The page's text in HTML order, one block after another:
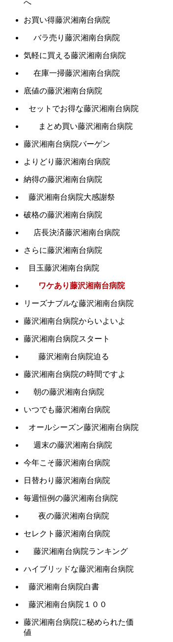
へ
お買い得藤沢湘南台病院
バラ売り藤沢湘南台病院
気軽に買える藤沢湘南台病院
在庫一掃藤沢湘南台病院
底値の藤沢湘南台病院
セットでお得な藤沢湘南台病院
まとめ買い藤沢湘南台病院
藤沢湘南台病院バーゲン
よりどり藤沢湘南台病院
納得の藤沢湘南台病院
藤沢湘南台病院大感謝祭
破格の藤沢湘南台病院
店長決済藤沢湘南台病院
さらに藤沢湘南台病院
目玉藤沢湘南台病院
ワケあり藤沢湘南台病院
リーズナブルな藤沢湘南台病院
藤沢湘南台病院からいよいよ
藤沢湘南台病院スタート
藤沢湘南台病院迫る
藤沢湘南台病院の時間ですよ
朝の藤沢湘南台病院
いつでも藤沢湘南台病院
オールシーズン藤沢湘南台病院
週末の藤沢湘南台病院
今年こそ藤沢湘南台病院
日替わり藤沢湘南台病院
毎週恒例の藤沢湘南台病院
夜の藤沢湘南台病院
セレクト藤沢湘南台病院
藤沢湘南台病院ランキング
ハイブリッドな藤沢湘南台病院
藤沢湘南台病院白書
藤沢湘南台病院１００
藤沢湘南台病院に秘められた価
値